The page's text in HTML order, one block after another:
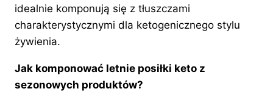
idealnie komponują się z tłuszczami
charakterystycznymi dla ketogenicznego stylu
żywienia.
Jak komponować letnie posiłki keto z
sezonowych produktów?